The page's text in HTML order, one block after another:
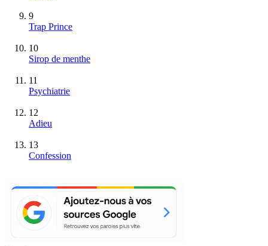
9
Trap Prince
10
Sirop de menthe
11
Psychiatrie
12
Adieu
13
Confession